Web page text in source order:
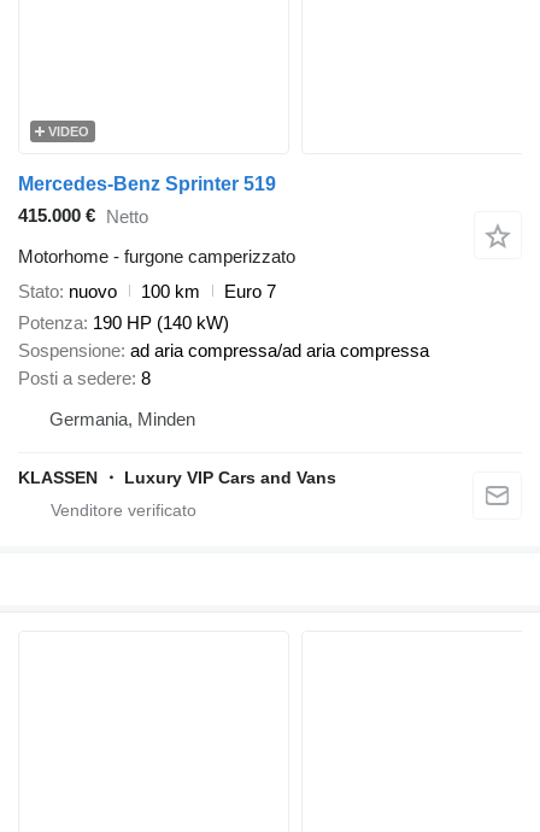
VIDEO
Mercedes-Benz Sprinter 519
415.000 € Netto
Motorhome - furgone camperizzato
Stato nuovo 100 km
Euro 7
Potenza 190 HP (140 kW)
Sospensione ad aria compressa/ad aria compressa
Posti a sedere 8
Germania, Minden
KLASSEN ・ Luxury VIP Cars and Vans